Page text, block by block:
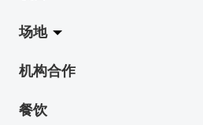
使命与宗旨
艺穗会架构
档案库
展览
演出
活动
Jazz-Go-Central, Jazz-Go-Fringe
LPL
2015-16 艺术场地资助计划
场地
陈丽玲划廊
奶库
机构合作
餐饮